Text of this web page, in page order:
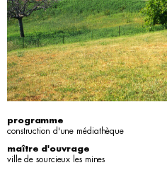
programme
construction d'une médiathèque
maître d'ouvrage
ville de sourcieux les mines